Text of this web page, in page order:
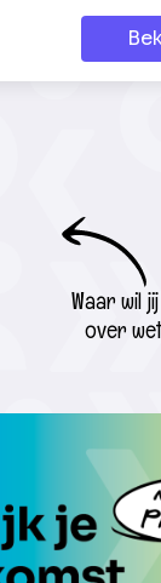
Waar wil
over